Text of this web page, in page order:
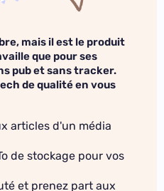
mais il est le produit
que pour ses
pub et sans tracker.
de qualité en vous
articles d'un média
de stockage pour vos
et prenez part aux